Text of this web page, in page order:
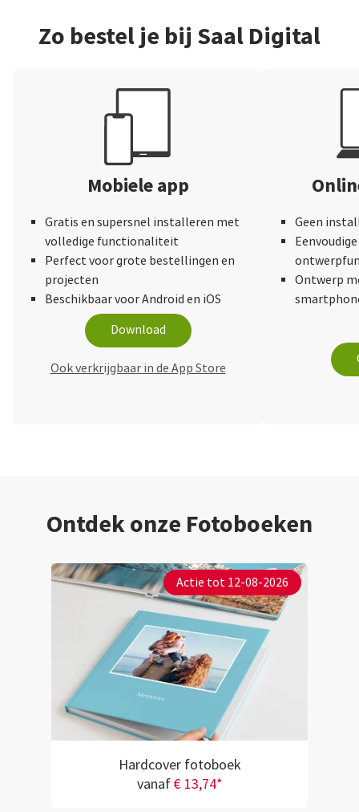
travel portfolio,
websites are
slightly
high resolution
representative
nearly the
the printed
provide a
smudging.)
very easy for
adjust and
removing,
pictures around
soft and holds
feeling to hold
Zo bestel je bij Saal Digital
Mobiele app
Gratis en supersnel installeren met
volledige functionaliteit
Perfect voor grote bestellingen en
projecten
Beschikbaar voor Android en iOS
Download
Ook verkrijgbaar in de App Store
Geen
Ontwerp
Ontdek onze Fotoboeken
Actie tot 12-08-2026
Hardcover fotoboek
vanaf€ 13,74*